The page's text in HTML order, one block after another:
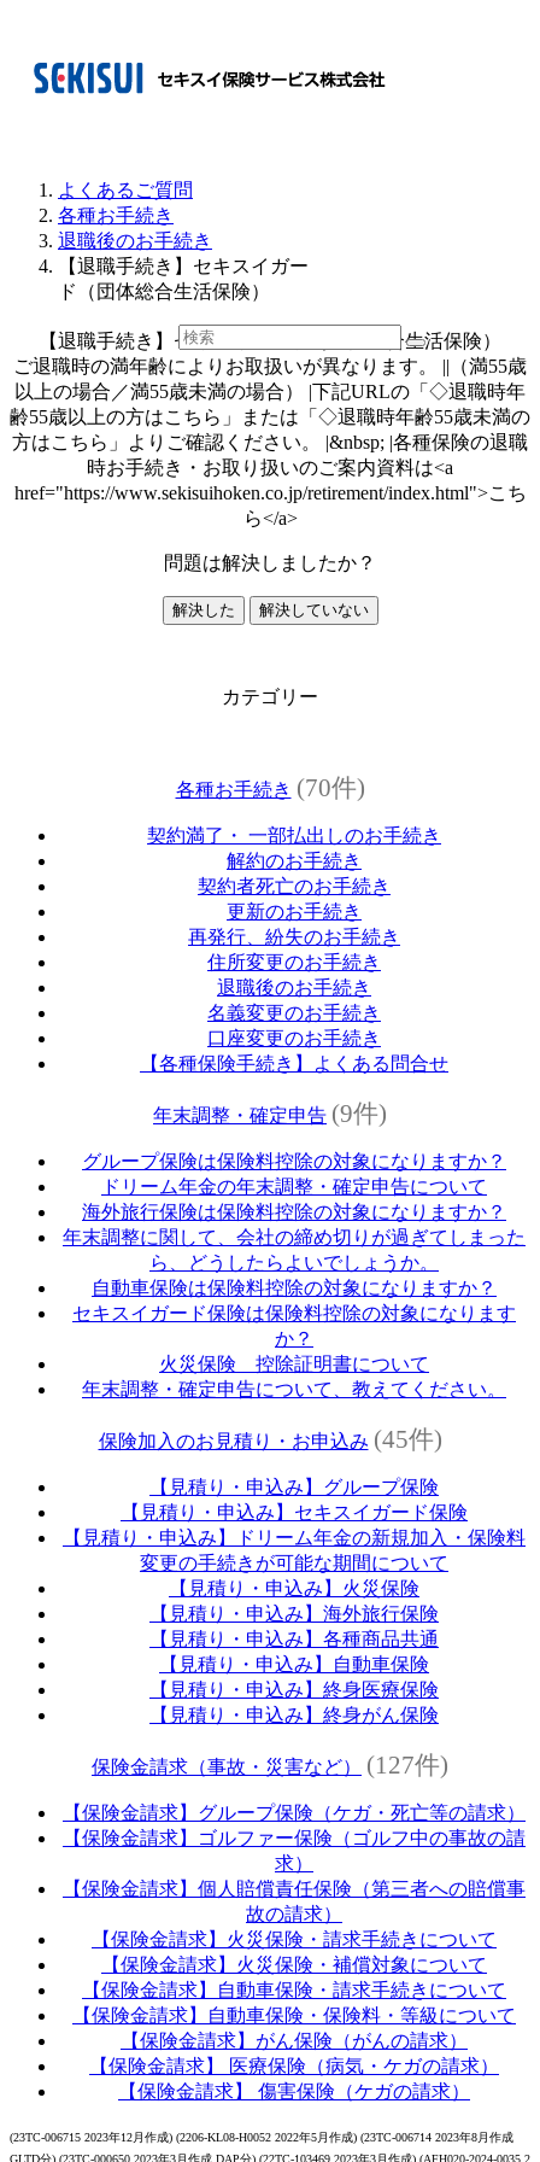
よくあるご質問
各種お手続き
退職後のお手続き
【退職手続き】セキスイガー
ド（団体総合生活保険）
【退職手続き】セキスイガード（団体総合生活保険）
ご退職時の満年齢によりお取扱いが異なります。 ||（満55歳
以上の場合／満55歳未満の場合） |下記URLの「◇退職時年
齢55歳以上の方はこちら」または「◇退職時年齢55歳未満の
方はこちら」よりご確認ください。 |&nbsp; |各種保険の退職
時お手続き・お取り扱いのご案内資料は<a
href="https://www.sekisuihoken.co.jp/retirement/index.html">こち
ら</a>
問題は解決しましたか？
解決した 解決していない
カテゴリー
各種お手続き (70件)
契約満了・ 一部払出しのお手続き
解約のお手続き
契約者死亡のお手続き
更新のお手続き
再発行、紛失のお手続き
住所変更のお手続き
退職後のお手続き
名義変更のお手続き
口座変更のお手続き
【各種保険手続き】よくある問合せ
年末調整・確定申告 (9件)
グループ保険は保険料控除の対象になりますか？
ドリーム年金の年末調整・確定申告について
海外旅行保険は保険料控除の対象になりますか？
年末調整に関して、会社の締め切りが過ぎてしまった
ら、どうしたらよいでしょうか。
自動車保険は保険料控除の対象になりますか？
セキスイガード保険は保険料控除の対象になります
か？
火災保険 控除証明書について
年末調整・確定申告について、教えてください。
保険加入のお見積り・お申込み (45件)
【見積り・申込み】グループ保険
【見積り・申込み】セキスイガード保険
【見積り・申込み】ドリーム年金の新規加入・保険料
変更の手続きが可能な期間について
【見積り・申込み】火災保険
【見積り・申込み】海外旅行保険
【見積り・申込み】各種商品共通
【見積り・申込み】自動車保険
【見積り・申込み】終身医療保険
【見積り・申込み】終身がん保険
保険金請求（事故・災害など） (127件)
【保険金請求】グループ保険（ケガ・死亡等の請求）
【保険金請求】ゴルファー保険（ゴルフ中の事故の請
求）
【保険金請求】個人賠償責任保険（第三者への賠償事
故の請求）
【保険金請求】火災保険・請求手続きについて
【保険金請求】火災保険・補償対象について
【保険金請求】自動車保険・請求手続きについて
【保険金請求】自動車保険・保険料・等級について
【保険金請求】がん保険（がんの請求）
【保険金請求】 医療保険（病気・ケガの請求）
【保険金請求】 傷害保険（ケガの請求）
(23TC-006715 2023年12月作成) (2206-KL08-H0052 2022年5月作成) (23TC-006714 2023年8月作成
GLTD分) (23TC-000650 2023年3月作成 DAP分) (22TC-103469 2023年3月作成) (AFH020-2024-0035 2